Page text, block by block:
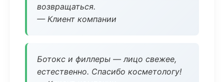
возвращаться.
— Клиент компании
Ботокс и филлеры — лицо свежее,
естественно. Спасибо косметологу!